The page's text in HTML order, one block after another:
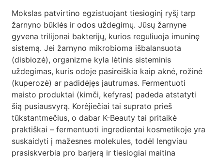
Mokslas patvirtino egzistuojant tiesioginį ryšį tarp
žarnyno būklės ir odos uždegimų. Jūsų žarnyne
gyvena trilijonai bakterijų, kurios reguliuoja imuninę
sistemą. Jei žarnyno mikrobioma išbalansuota
(disbiozė), organizme kyla lėtinis sisteminis
uždegimas, kuris odoje pasireiškia kaip aknė, rožinė
(kuperozė) ar padidėjęs jautrumas. Fermentuoti
maisto produktai (kimči, kefyras) padeda atstatyti
šią pusiausvyrą. Korėjiečiai tai suprato prieš
tūkstantmečius, o dabar K-Beauty tai pritaikė
praktiškai – fermentuoti ingredientai kosmetikoje yra
suskaidyti į mažesnes molekules, todėl lengviau
prasiskverbia pro barjerą ir tiesiogiai maitina